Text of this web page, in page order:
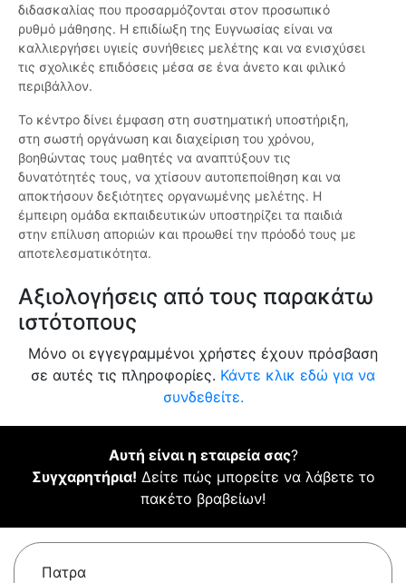
διδασκαλίας που προσαρμόζονται στον προσωπικό
ρυθμό μάθησης. Η επιδίωξη της Ευγνωσίας είναι να
καλλιεργήσει υγιείς συνήθειες μελέτης και να ενισχύσει
τις σχολικές επιδόσεις μέσα σε ένα άνετο και φιλικό
περιβάλλον.
Το κέντρο δίνει έμφαση στη συστηματική υποστήριξη,
στη σωστή οργάνωση και διαχείριση του χρόνου,
βοηθώντας τους μαθητές να αναπτύξουν τις
δυνατότητές τους, να χτίσουν αυτοπεποίθηση και να
αποκτήσουν δεξιότητες οργανωμένης μελέτης. Η
έμπειρη ομάδα εκπαιδευτικών υποστηρίζει τα παιδιά
στην επίλυση αποριών και προωθεί την πρόοδό τους με
αποτελεσματικότητα.
Αξιολογήσεις από τους παρακάτω
ιστότοπους
Μόνο οι εγγεγραμμένοι χρήστες έχουν πρόσβαση
σε αυτές τις πληροφορίες. Κάντε κλικ εδώ για να
συνδεθείτε.
Αυτή είναι η εταιρεία σας?
Συγχαρητήρια! Δείτε πώς μπορείτε να λάβετε το
πακέτο βραβείων!
Πατρα